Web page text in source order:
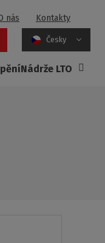
nás Kontakty
Česky
Nádrže LTO